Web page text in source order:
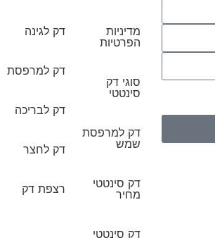
מדיניות
הפרטיות
סוגי דק
סינטטי
דק למרפסת
שמש
דק סינטטי
מחיר
דק סינטטי
דק לגינה
דק למרפסת
דק לבריכה
דק לחצר
רצפת דק